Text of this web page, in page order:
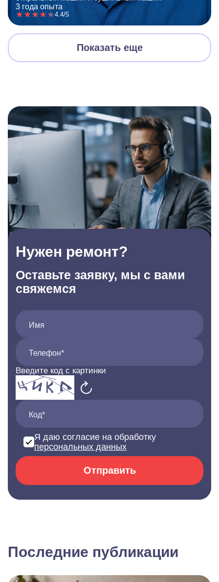
3 года опыта
4.4/5
Показать еще
Нужен ремонт?
Оставьте заявку, мы с вами
свяжемся
Имя
Телефон*
Введите код с картинки
Код*
Я даю согласие на обработку
персональных данных
Отправить
Последние публикации